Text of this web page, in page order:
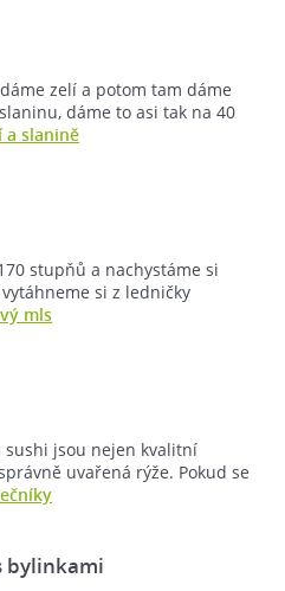
zelí a potom tam dáme
dáme to asi tak na 40
a slanině
stupňů a nachystáme si
si z ledničky
mls
jsou nejen kvalitní
uvařená rýže. Pokud se
bylinkami